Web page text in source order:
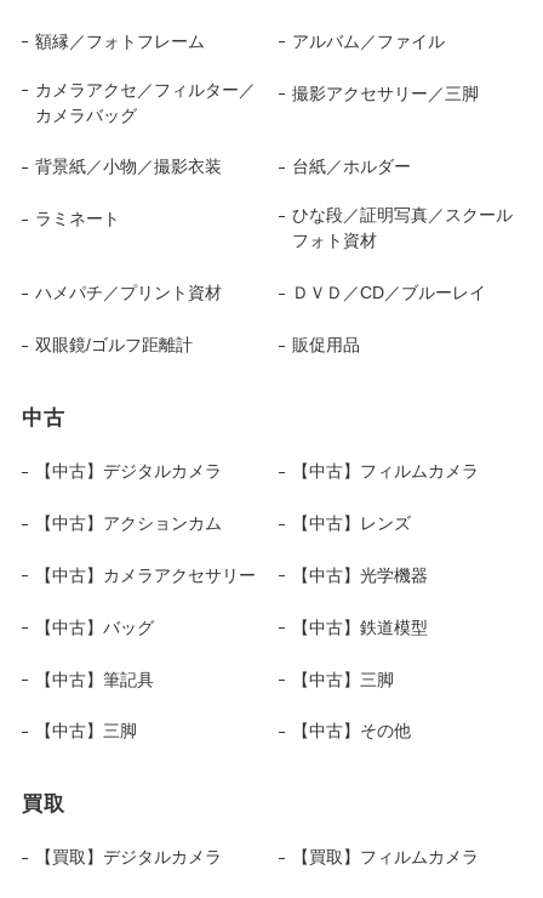
額縁／フォトフレーム アルバム／ファイル
カメラアクセ／フィルター／
カメラバッグ
撮影アクセサリー／三脚
背景紙／小物／撮影衣装 台紙／ホルダー
ラミネート
ひな段／証明写真／スクール
フォト資材
ハメパチ／プリント資材 ＤＶＤ／CD／ブルーレイ
双眼鏡/ゴルフ距離計 販促用品
中古
【中古】デジタルカメラ 【中古】フィルムカメラ
【中古】アクションカム 【中古】レンズ
【中古】カメラアクセサリー 【中古】光学機器
【中古】バッグ 【中古】鉄道模型
【中古】筆記具 【中古】三脚
【中古】三脚 【中古】その他
買取
【買取】デジタルカメラ 【買取】フィルムカメラ